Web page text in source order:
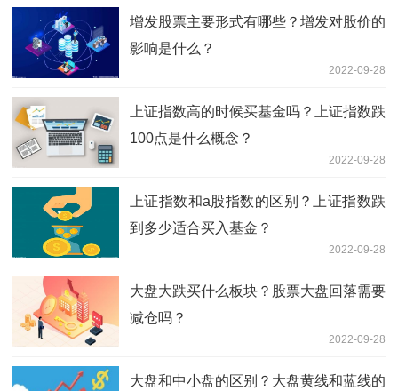
增发股票主要形式有哪些？增发对股价的
影响是什么？
2022-09-28
上证指数高的时候买基金吗？上证指数跌
100点是什么概念？
2022-09-28
上证指数和a股指数的区别？上证指数跌
到多少适合买入基金？
2022-09-28
大盘大跌买什么板块？股票大盘回落需要
减仓吗？
2022-09-28
大盘和中小盘的区别？大盘黄线和蓝线的